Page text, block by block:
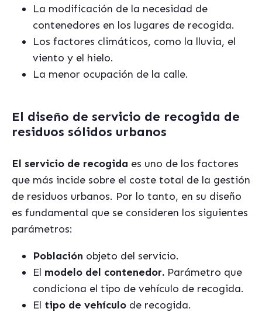
La modificación de la necesidad de
contenedores en los lugares de recogida.
Los factores climáticos, como la lluvia, el
viento y el hielo.
La menor ocupación de la calle.
El diseño de servicio de recogida de
residuos sólidos urbanos
El servicio de recogida es uno de los factores
que más incide sobre el coste total de la gestión
de residuos urbanos. Por lo tanto, en su diseño
es fundamental que se consideren los siguientes
parámetros:
Población objeto del servicio.
El modelo del contenedor. Parámetro que
condiciona el tipo de vehículo de recogida.
El tipo de vehículo de recogida.